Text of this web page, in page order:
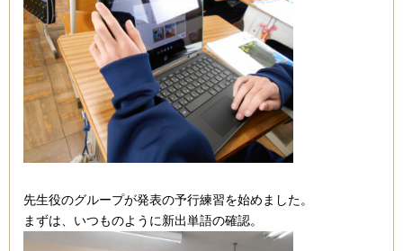
先生役のグループが発表の予行練習を始めました。
まずは、いつものように新出単語の確認。